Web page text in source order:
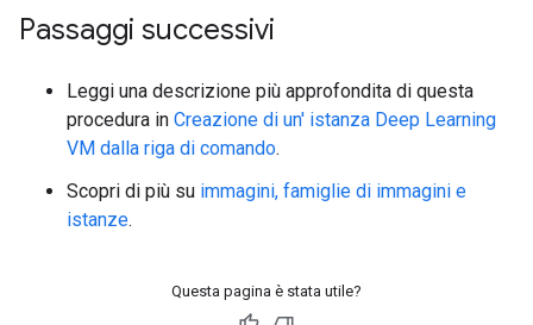
Passaggi successivi
Leggi una descrizione più approfondita di questa
procedura in Creazione di un' istanza Deep Learning
VM dalla riga di comando.
Scopri di più su immagini, famiglie di immagini e
istanze.
Questa pagina è stata utile?